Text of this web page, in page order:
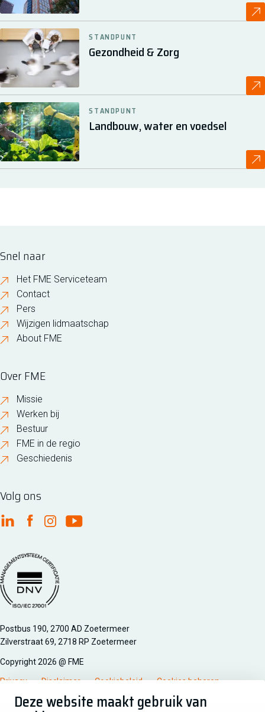
Deze website maakt gebruik van
Gezondheid & Zorg
STANDPUNT
Landbouw, water en voedsel
STANDPUNT
Snel naar
Het FME Serviceteam
Contact
Pers
Wijzigen lidmaatschap
About FME
Over FME
Missie
Werken bij
Bestuur
FME in de regio
Geschiedenis
Volg ons
FME Linkedin
FME Facebook
FME Instagram
FME Youtube
Managementsyteem certificatie DNV iso/iec 27001
Postbus 190, 2700 AD Zoetermeer
Zilverstraat 69, 2718 RP Zoetermeer
Copyright 2026 @ FME
Privacy Disclaimer Cookiebeleid Cookies beheren